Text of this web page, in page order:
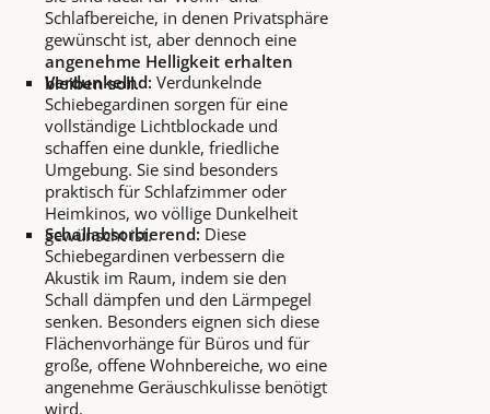
Schlafbereiche, in denen Privatsphäre
gewünscht ist, aber dennoch eine
angenehme Helligkeit erhalten
bleiben soll.
Verdunkelnd: Verdunkelnde
Schiebegardinen sorgen für eine
vollständige Lichtblockade und
schaffen eine dunkle, friedliche
Umgebung. Sie sind besonders
praktisch für Schlafzimmer oder
Heimkinos, wo völlige Dunkelheit
gewünscht ist.
Schallabsorbierend: Diese
Schiebegardinen verbessern die
Akustik im Raum, indem sie den
Schall dämpfen und den Lärmpegel
senken. Besonders eignen sich diese
Flächenvorhänge für Büros und für
große, offene Wohnbereiche, wo eine
angenehme Geräuschkulisse benötigt
wird.